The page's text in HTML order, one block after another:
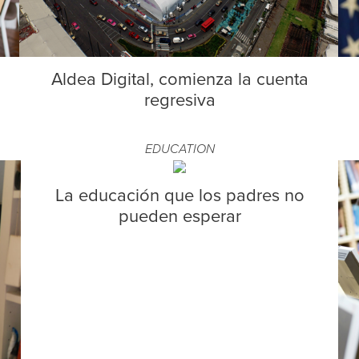
Aldea Digital, comienza la cuenta
regresiva
EDUCATION
La educación que los padres no
pueden esperar